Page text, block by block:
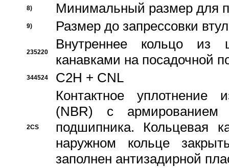
8) Минимальный размер для
9) Размер до запрессовки
235220
Внутреннее кольцо из
канавками на посадочной
344524 C2H + CNL
2CS
Контактное уплотнение
(NBR) с
подшипника. Кольцевая
наружном кольце
заполнен антизадирной